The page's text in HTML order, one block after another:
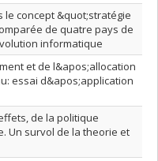
le concept &quot;stratégie
de quatre pays de
informatique
et de l&apos;allocation
essai d&apos;application
de la politique
Un survol de la theorie et